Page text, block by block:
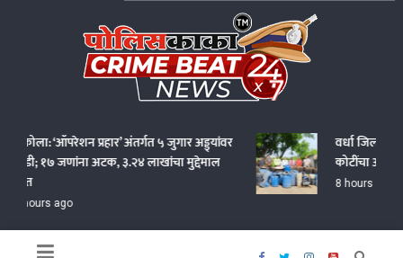
‘ऑपरेशन प्रहार’ अंतर्गत ५ जुगार अड्ड्यांवर
१७ जणांना अटक, ३.२४ लाखांचा मुद्देमाल
hours ago
वर्धा जिल्हा
कोटींचा अवैध
8 hours ago